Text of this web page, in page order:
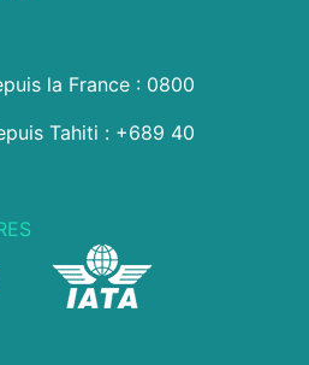
la France : 0800
Tahiti : +689 40